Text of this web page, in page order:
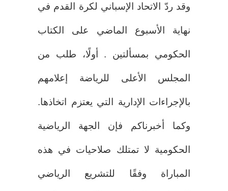
وقد ردّ الاتحاد الإسباني لكرة القدم في
نهاية الأسبوع الماضي على الكتاب
الحكومي بمسألتين . أولًا، طلب من
المجلس الأعلى للرياضة إعلامهم
بالإجراءات الإدارية التي يعتزم اتخاذها.
وكما أخبرناكم فإن الجهة الرياضية
الحكومية لا تمتلك صلاحيات في هذه
المباراة وفقًا للتشريع الرياضي